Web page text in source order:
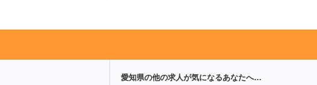
愛知県の他の求人が気になるあなたへ…